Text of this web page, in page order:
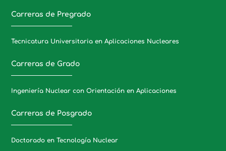
Carreras de Pregrado
Tecnicatura Universitaria en Aplicaciones Nucleares
Carreras de Grado
Ingeniería Nuclear con Orientación en Aplicaciones
Carreras de Posgrado
Doctorado en Tecnología Nuclear